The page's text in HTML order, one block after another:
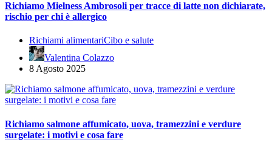
Richiamo Mielness Ambrosoli per tracce di latte non dichiarate,
rischio per chi è allergico
Richiami alimentariCibo e salute
Valentina Colazzo
8 Agosto 2025
Richiamo salmone affumicato, uova, tramezzini e verdure
surgelate: i motivi e cosa fare